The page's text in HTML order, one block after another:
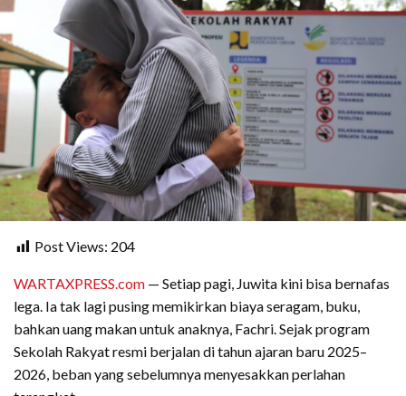
Post Views: 204
WARTAXPRESS.com — Setiap pagi, Juwita kini bisa bernafas
lega. Ia tak lagi pusing memikirkan biaya seragam, buku,
bahkan uang makan untuk anaknya, Fachri. Sejak program
Sekolah Rakyat resmi berjalan di tahun ajaran baru 2025–
2026, beban yang sebelumnya menyesakkan perlahan